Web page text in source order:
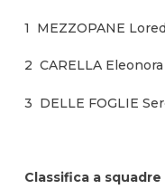
1 MEZZOPANE
2 CARELLA Eleonora
3 DELLE FOGLIE
Classifica a squadre